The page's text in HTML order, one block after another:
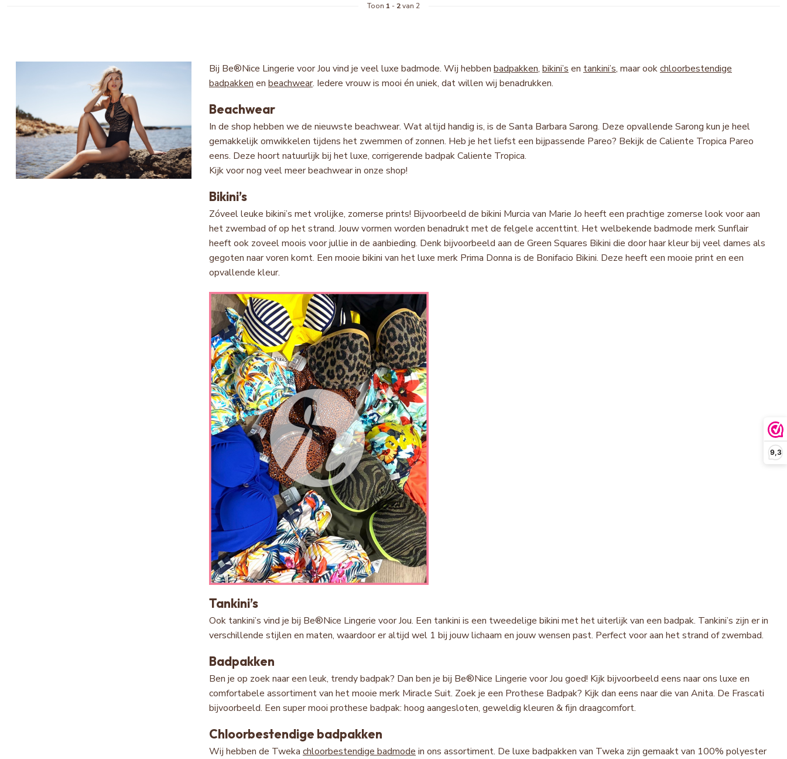
9,3
Toon 1 - 2van 2
Bij Be®Nice Lingerie voor Jou vind je veel luxe badmode. Wij hebben badpakken, bikini’s en tankini’s, maar ookchloorbestendige
badpakken en beachwear. Iedere vrouw is mooi én uniek, dat willen wij benadrukken.
Beachwear
In de shop hebben we de nieuwste beachwear. Wat altijd handig is, is de Santa Barbara Sarong. Deze opvallende Sarong kun je heel
gemakkelijk omwikkelen tijdens het zwemmen of zonnen. Heb je het liefst een bijpassende Pareo? Bekijk de Caliente Tropica Pareo
eens. Deze hoort natuurlijk bij het luxe, corrigerende badpak Caliente Tropica.
Kijk voor nog veel meer beachwear in onze shop!
Bikini’s
Zóveel leuke bikini’s met vrolijke, zomerse prints! Bijvoorbeeld de bikini Murcia van Marie Jo heeft een prachtige zomerse look voor aan
het zwembad of op het strand. Jouw vormen worden benadrukt met de felgele accenttint. Het welbekende badmode merk Sunflair
heeft ook zoveel moois voor jullie in de aanbieding. Denk bijvoorbeeld aan de Green Squares Bikini die door haar kleur bij veel dames als
gegoten naar voren komt. Een mooie bikini van het luxe merk Prima Donna is de Bonifacio Bikini. Deze heeft een mooie print en een
opvallende kleur.
Tankini’s
Ook tankini’s vind je bij Be®Nice Lingerie voor Jou. Een tankini is een tweedelige bikini met het uiterlijk van een badpak. Tankini’s zijn er in
verschillende stijlen en maten, waardoor er altijd wel 1 bij jouw lichaam en jouw wensen past. Perfect voor aan het strand of zwembad.
Badpakken
Ben je op zoek naar een leuk, trendy badpak? Dan ben je bij Be®Nice Lingerie voor Jou goed! Kijk bijvoorbeeld eens naar ons luxe en
comfortabele assortiment van het mooie merk Miracle Suit. Zoek je een Prothese Badpak? Kijk dan eens naar die van Anita. De Frascati
bijvoorbeeld. Een super mooi prothese badpak: hoog aangesloten, geweldig kleuren & fijn draagcomfort.
Chloorbestendige badpakken
Wij hebben de Tweka chloorbestendige badmode in ons assortiment. De luxe badpakken van Tweka zijn gemaakt van 100% polyester